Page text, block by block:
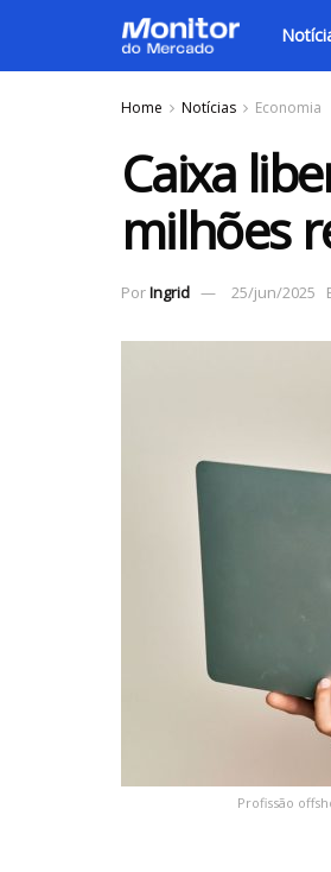
Home Notícias Economia
Caixa
milhões
PorIngrid 25/jun/2025
Profissão